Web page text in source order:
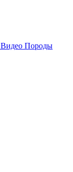
Видео Породы